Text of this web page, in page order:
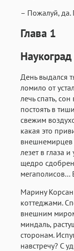
– Пожалуй, да.
Глава 1
День выдался
ломило от
лечь спать,
постоять в
свежим
какая это
внешнемирцев
лезет в глаза
щедро
мегаполисов…
Марину
коттеджами.
внешним
миндаль,
сторонам.
навстречу? С